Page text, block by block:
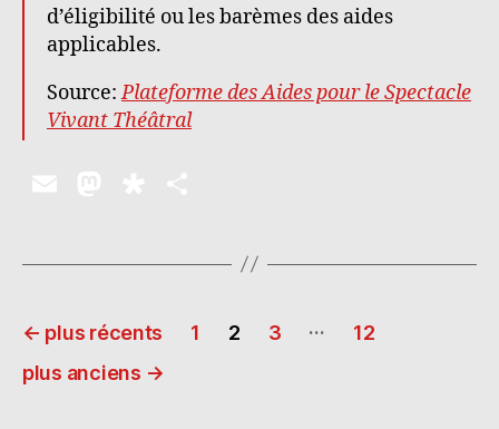
d’éligibilité ou les barèmes des aides
applicables.
Source:Plateforme des Aides pour le Spectacle
Vivant Théâtral
ai to
o
n
s
o
ra
rt
g
Pagination
des
← plus récents 1 2 3 …
12
plus anciens →